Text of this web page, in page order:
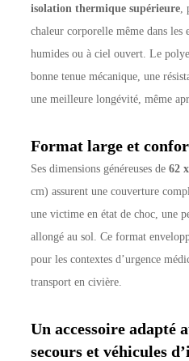
isolation thermique supérieure
chaleur corporelle même dans les
humides ou à ciel ouvert. Le
bonne tenue mécanique, une
une meilleure longévité, même
Format large et
Ses dimensions généreuses de62
cm) assurent une couverture
une victime en état de choc, une
allongé au sol. Ce format
pour les contextes d’urgence
transport en civière.
Un accessoire adapté
secours et véhicules